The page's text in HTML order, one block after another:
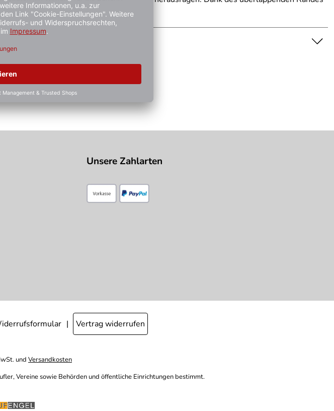
verbindliche Produkteigenschaft dar. Bitte beachten Sie die Textbeschreibung.
Unsere Zahlarten
Vertrag widerrufen
und Versandkosten
Vereine sowie Behörden und öffentliche Einrichtungen bestimmt.